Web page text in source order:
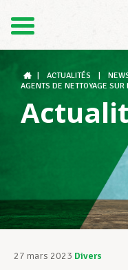
Le LCGB
Structures
Assistance
ACTUALITÉS
AGENTS DE NETTOYAGE SUR
27 mars 2023 Divers